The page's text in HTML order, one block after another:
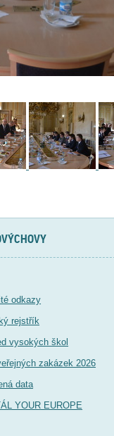
odkazy
rejstřík
vysokých škol
zakázek 2026
data
YOUR EUROPE